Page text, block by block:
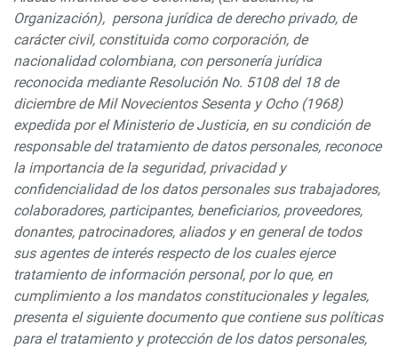
Organización), persona jurídica de derecho privado, de
carácter civil, constituida como corporación, de
nacionalidad colombiana, con personería jurídica
reconocida mediante Resolución No. 5108 del 18 de
diciembre de Mil Novecientos Sesenta y Ocho (1968)
expedida por el Ministerio de Justicia, en su condición de
responsable del tratamiento de datos personales, reconoce
la importancia de la seguridad, privacidad y
confidencialidad de los datos personales sus trabajadores,
colaboradores, participantes, beneficiarios, proveedores,
donantes, patrocinadores, aliados y en general de todos
sus agentes de interés respecto de los cuales ejerce
tratamiento de información personal, por lo que, en
cumplimiento a los mandatos constitucionales y legales,
presenta el siguiente documento que contiene sus políticas
para el tratamiento y protección de los datos personales,